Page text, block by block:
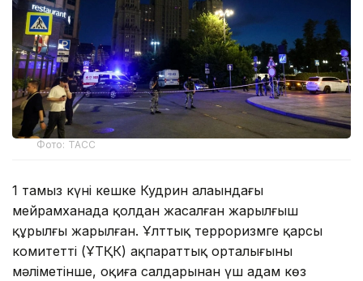
Фото: ТАСС
1 тамыз күні кешке Кудрин алаңындағы
мейрамханада қолдан жасалған жарылғыш
құрылғы жарылған. Ұлттық терроризмге қарсы
комитеттің (ҰТҚК) ақпараттық орталығының
мәліметінше, оқиға салдарынан үш адам көз